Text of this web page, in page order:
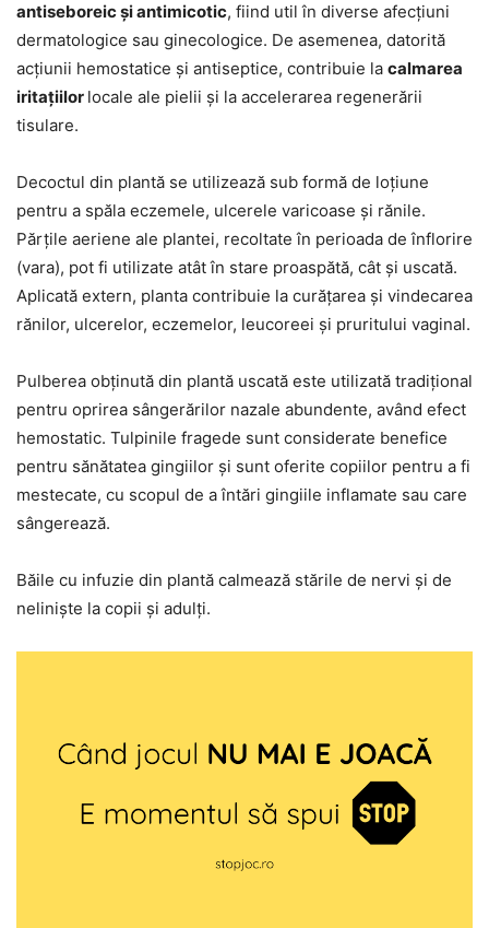
antiseboreic și antimicotic, fiind util în diverse afecțiuni
dermatologice sau ginecologice. De asemenea, datorită
acțiunii hemostatice și antiseptice, contribuie la calmarea
iritațiilor locale ale pielii și la accelerarea regenerării
tisulare.
Decoctul din plantă se utilizează sub formă de loțiune
pentru a spăla eczemele, ulcerele varicoase și rănile.
Părțile aeriene ale plantei, recoltate în perioada de înflorire
(vara), pot fi utilizate atât în stare proaspătă, cât și uscată.
Aplicată extern, planta contribuie la curățarea și vindecarea
rănilor, ulcerelor, eczemelor, leucoreei și pruritului vaginal.
Pulberea obținută din plantă uscată este utilizată tradițional
pentru oprirea sângerărilor nazale abundente, având efect
hemostatic. Tulpinile fragede sunt considerate benefice
pentru sănătatea gingiilor și sunt oferite copiilor pentru a fi
mestecate, cu scopul de a întări gingiile inflamate sau care
sângerează.
Băile cu infuzie din plantă calmează stările de nervi și de
neliniște la copii și adulți.